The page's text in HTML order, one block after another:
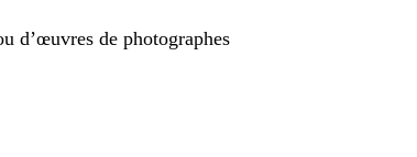
d’œuvres de photographes